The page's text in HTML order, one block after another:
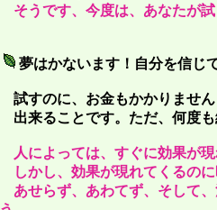
そうです、今度は、あなたが
夢はかないます！自分を信じ
試すのに、お金もかかりませ
出来ることです。ただ、何度
人によっては、すぐに効果が
しかし、効果が現れてくるの
あせらず、あわてず、そして